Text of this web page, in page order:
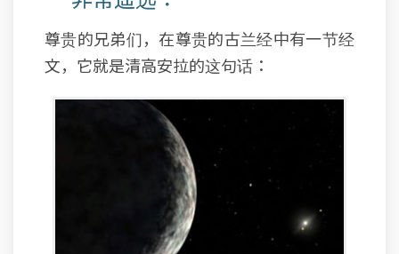
尊贵的兄弟们，在尊贵的古兰经中有一节经
文，它就是清高安拉的这句话：